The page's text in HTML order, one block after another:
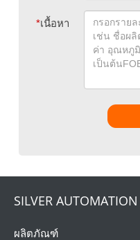
*เนื้อหา
SILVER
ผลิตภัณฑ์